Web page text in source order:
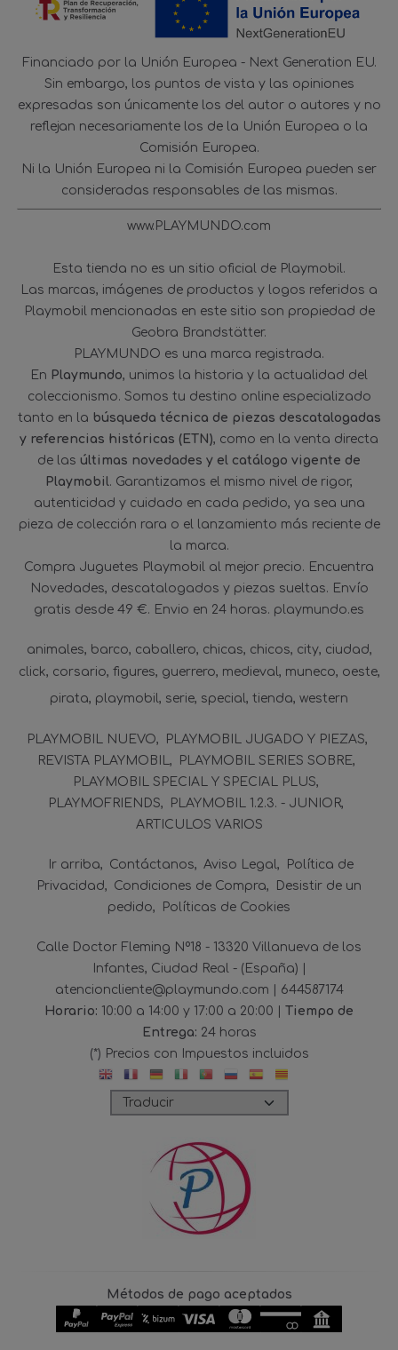
Financiado por la Unión Europea - Next Generation EU.
Sin embargo, los puntos de vista y las opiniones
expresadas son únicamente los del autor o autores y no
reflejan necesariamente los de la Unión Europea o la
Comisión Europea.
Ni la Unión Europea ni la Comisión Europea pueden ser
consideradas responsables de las mismas.
www.PLAYMUNDO.com
Esta tienda no es un sitio oficial de Playmobil.
Las marcas, imágenes de productos y logos referidos a
Playmobil mencionadas en este sitio son propiedad de
Geobra Brandstätter.
PLAYMUNDO es una marca registrada.
En Playmundo, unimos la historia y la actualidad del
coleccionismo. Somos tu destino online especializado
tanto en la búsqueda técnica de piezas descatalogadas
y referencias históricas (ETN), como en la venta directa
de las últimas novedades y el catálogo vigente de
Playmobil. Garantizamos el mismo nivel de rigor,
autenticidad y cuidado en cada pedido, ya sea una
pieza de colección rara o el lanzamiento más reciente de
la marca.
Compra Juguetes Playmobil al mejor precio. Encuentra
Novedades, descatalogados y piezas sueltas. Envío
gratis desde 49 €. Envio en 24 horas. playmundo.es
animales barco caballero chicas chicos city ciudad
click corsario figures guerrero medieval muneco oeste
pirata playmobil serie special tienda western
PLAYMOBIL NUEVO
PLAYMOBIL JUGADO Y PIEZAS
REVISTA PLAYMOBIL
PLAYMOBIL SERIES SOBRE
PLAYMOBIL SPECIAL Y SPECIAL PLUS
PLAYMOFRIENDS
PLAYMOBIL 1.2.3. - JUNIOR
ARTICULOS VARIOS
Ir arriba Contáctanos Aviso Legal
Política de
Privacidad
Condiciones de Compra
Desistir de un
pedido
Políticas de Cookies
Calle Doctor Fleming Nº18 - 13320 Villanueva de los
Infantes, Ciudad Real - (España) |
atencioncliente@playmundo.com | 644587174
Horario: 10:00 a 14:00 y 17:00 a 20:00 | Tiempo de
Entrega: 24 horas
(*) Precios con Impuestos incluidos
Métodos de pago aceptados